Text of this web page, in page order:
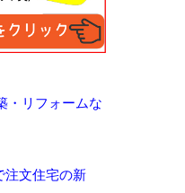
・リフォームな
注文住宅の新